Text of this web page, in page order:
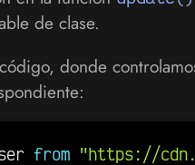
de clase.
donde
from "https://